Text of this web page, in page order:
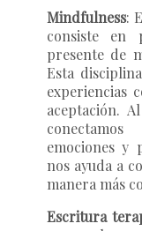
Mindfulness:
consiste en
presente de
Esta
experiencias
aceptación.
emociones y
nos ayuda a
manera más
Escritura